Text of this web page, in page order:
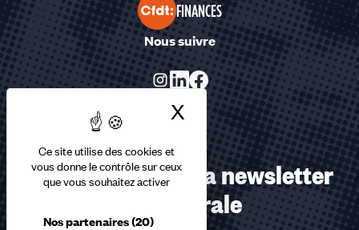
Ce site utilise des cookies et
vous donne le contrôle sur ceux
que vous souhaitez activer
Nos partenaires(20)
X Masquer le
FINANCES
Nous suivre
Abonnez-vous à la newsletter
confédérale